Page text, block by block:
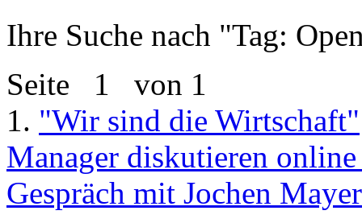
Ihre Suche nach "Tag:
Seite 1 von 1
1. "Wir sind die Wirtschaft"
Manager diskutieren
Gespräch mit Jochen